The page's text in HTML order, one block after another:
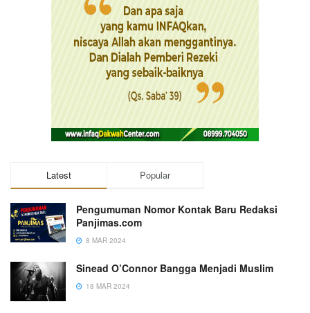
Latest Popular
Pengumuman Nomor Kontak Baru Redaksi
Panjimas.com
8 MAR 2024
Sinead O’Connor Bangga Menjadi Muslim
18 MAR 2024